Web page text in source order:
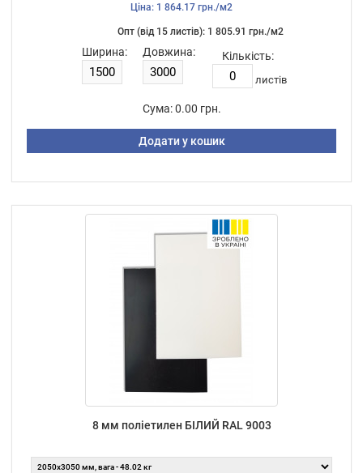
Ціна: 1 864.17 грн./м2
Опт (від 15 листiв): 1 805.91 грн./м2
Ширина: Довжина: Кількість:
листiв
Сума: 0.00 грн.
Додати у кошик
8 мм поліетилен БІЛИЙ RAL 9003